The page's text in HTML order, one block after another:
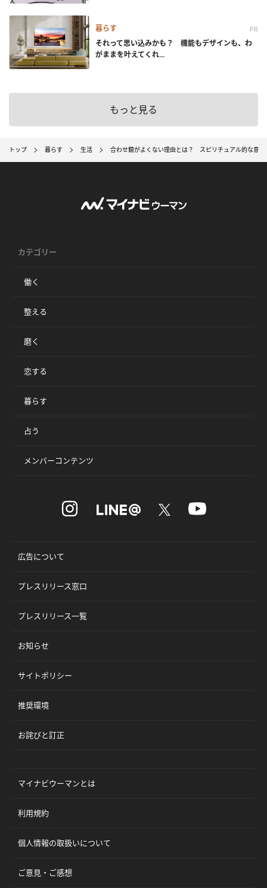
暮らす PR
それって思い込みかも？ 機能もデザインも、わ
がままを叶えてくれ...
もっと見る
トップ 暮らす 生活 合わせ鏡がよくない理由とは？ スピリチュアル的な意味
カテゴリー
働く
整える
磨く
恋する
暮らす
占う
メンバーコンテンツ
広告について
プレスリリース窓口
プレスリリース一覧
お知らせ
サイトポリシー
推奨環境
お詫びと訂正
マイナビウーマンとは
利用規約
個人情報の取扱いについて
ご意見・ご感想